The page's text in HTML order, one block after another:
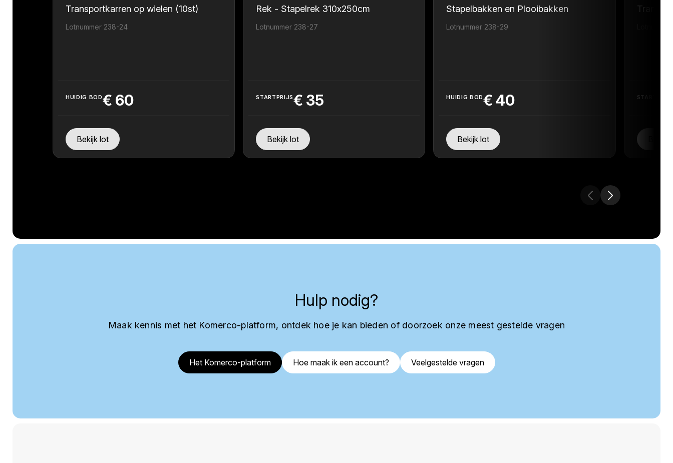
Transportkarren op wielen (10st)
Lotnummer 238-24
HUIDIG BOD€ 60
Bekijk lot
Rek - Stapelrek 310x250cm
Lotnummer 238-27
STARTPRIJS€ 35
Bekijk lot
Stapelbakken en Plooibakken
Lotnummer 238-29
HUIDIG BOD€40
Bekijk lot
Hulp nodig?
Maak kennis met het Komerco-platform, ontdek hoe je kan bieden of doorzoek onze meest gestelde vragen
Het Komerco-platform Hoe maak ik een account? Veelgestelde vragen